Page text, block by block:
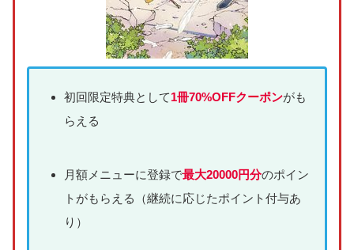
初回限定特典として1冊70%OFFクーポンがも
らえる
月額メニューに登録で最大20000円分のポイン
トがもらえる（継続に応じたポイント付与あ
り）